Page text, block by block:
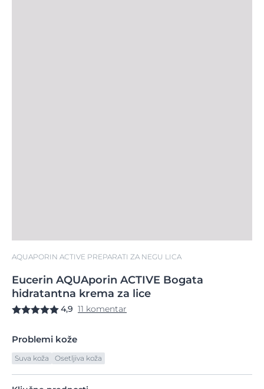
AQUAPORIN ACTIVE PREPARATI ZA NEGU LICA
Eucerin AQUAporin ACTIVE Bogata
hidratantna krema za lice
4,9 11 komentar
Problemi kože
Suva koža Osetljiva koža